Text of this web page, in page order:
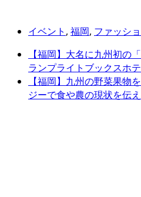
イベント , 福岡, ファッシ
【福岡】大名に九州初の
ランプライトブックスホ
【福岡】九州の野菜果物
ジーで食や農の現状を伝